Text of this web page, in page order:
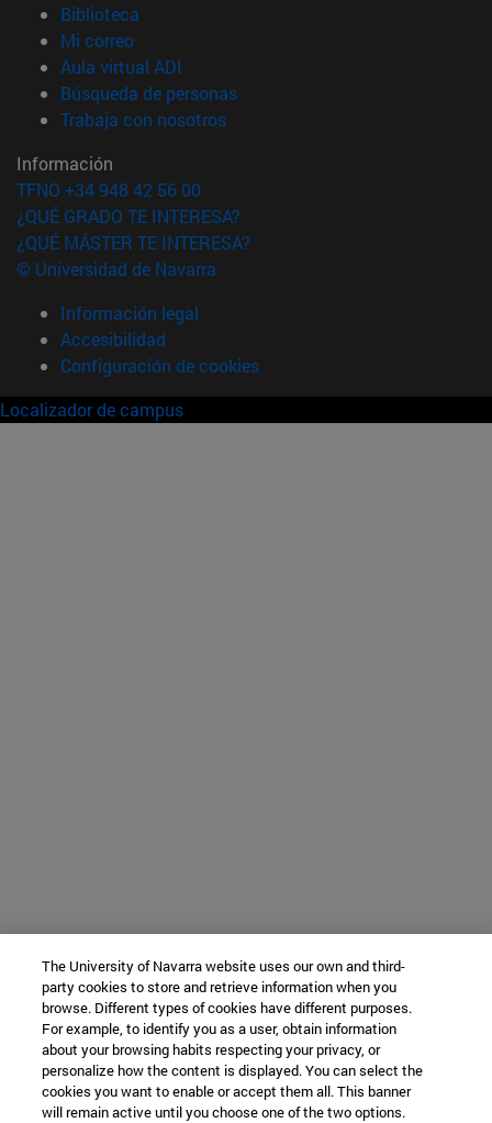
Biblioteca
Mi correo(abre en nueva ventana)
Aula virtual ADI
Búsqueda de personas(abre en nueva ventana)
Trabaja con nosotros(abre en nueva ventana)
Información
TFNO +34 948 42 56 00
¿QUÉ GRADO TE INTERESA?
¿QUÉ MÁSTER TE INTERESA?
© Universidad de Navarra
Información legal
Accesibilidad
Configuración de cookies
Localizador de campus
The University of Navarra website uses our own and third-
party cookies to store and retrieve information when you
browse. Different types of cookies have different purposes.
For example, to identify you as a user, obtain information
about your browsing habits respecting your privacy, or
personalize how the content is displayed. You can select the
cookies you want to enable or accept them all. This banner
will remain active until you choose one of the two options.